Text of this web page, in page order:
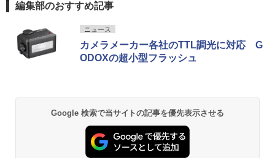
編集部のおすすめ記事
ニュース
カメラメーカー各社のTTL調光に対応 G
ODOXの超小型フラッシュ
Google 検索で当サイトの記事を優先表示させる